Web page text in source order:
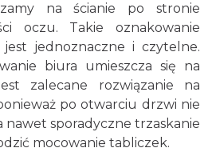
na ścianie po stronie
oczu. Takie oznakowanie
jednoznaczne i czytelne.
biura umieszcza się na
zalecane rozwiązanie na
po otwarciu drzwi nie
nawet sporadyczne trzaskanie
mocowanie tabliczek.